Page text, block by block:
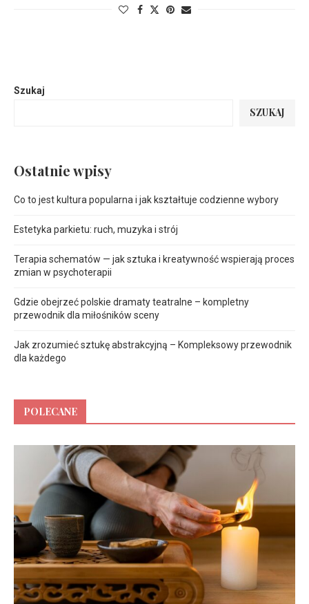
Szukaj
SZUKAJ
Ostatnie wpisy
Co to jest kultura popularna i jak kształtuje codzienne wybory
Estetyka parkietu: ruch, muzyka i strój
Terapia schematów — jak sztuka i kreatywność wspierają proces
zmian w psychoterapii
Gdzie obejrzeć polskie dramaty teatralne – kompletny
przewodnik dla miłośników sceny
Jak zrozumieć sztukę abstrakcyjną – Kompleksowy przewodnik
dla każdego
POLECANE